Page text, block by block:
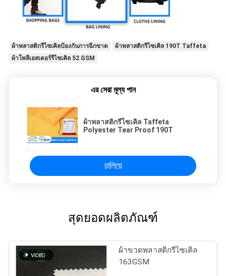
ผ้าพลาสติกรีไซเคิลป้องกันการฉีกขาด
ผ้าพลาสติกรีไซเคิล 190T Taffeta
ผ้าโพลีเอสเตอร์รีไซเคิล 52 GSM
এর সেরা মূল্য পান
ผ้าพลาสติกรีไซเคิล Taffeta
Polyester Tear Proof 190T
চালিয়ে
สุดยอดผลิตภัณฑ์
ผ้าขวดพลาสติกรีไซเคิล
163GSM